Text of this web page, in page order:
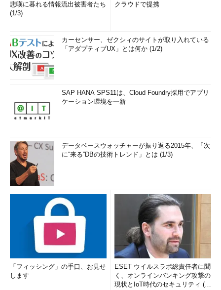
悲嘆に暮れる情報流出被害者たち
(1/3)
クラウドで提携
カーセンサー、ゼクシィのサイトが取り入れている
「アダプティブUX」とは何か (1/2)
SAP HANA SPS11は、Cloud Foundry採用でアプリ
ケーション環境を一新
データベースウォッチャーが振り返る2015年、「次
に“来る”DBの技術トレンド」とは (1/3)
「フィッシング」の手口、お見せ
します
ESET ウイルスラボ総責任者に聞
く、オンラインバンキング攻撃の
現状とIoT時代のセキュリティ (1/